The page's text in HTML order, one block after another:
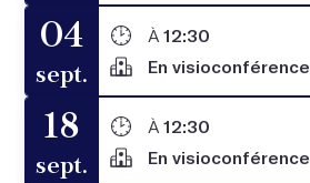
04
sept.
À 12:30
En visioconférence
18
sept.
À 12:30
En visioconférence